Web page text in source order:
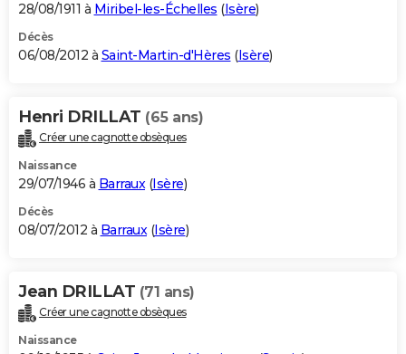
28/08/1911 à Miribel-les-Échelles (Isère)
Décès
06/08/2012 à Saint-Martin-d'Hères (Isère)
Henri DRILLAT (65 ans)
Créer une cagnotte obsèques
Naissance
29/07/1946 à Barraux(Isère)
Décès
08/07/2012 à Barraux(Isère)
Jean DRILLAT (71 ans)
Créer une cagnotte obsèques
Naissance